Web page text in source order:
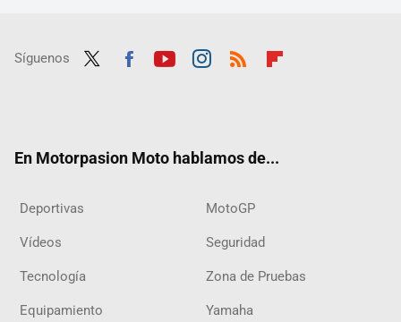
Síguenos
En Motorpasion Moto hablamos de...
Deportivas MotoGP
Vídeos Seguridad
Tecnología Zona de Pruebas
Equipamiento Yamaha